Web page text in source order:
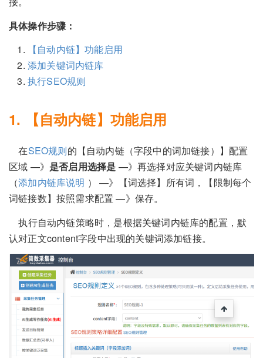
具体操作步骤：
【自动内链】功能启用
添加关键词内链库
执行SEO规则
1. 【自动内链】功能启用
在SEO规则的【自动内链（字段中的词加链接）】配置
区域 —》 是否启用选择是 —》再选择对应关键词内链库
（添加内链库说明 ） —》【词选择】所有词，【限制每个
词链接数】按照需求配置 —》保存。
执行自动内链策略时，是根据关键词内链库的配置，默
认对正文content字段中出现的关键词添加链接。